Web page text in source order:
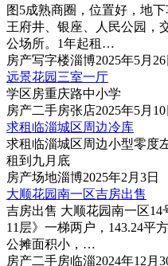
图5成熟商圈，位置好，地
王府井、银座、人民公园，
公场所。1年起租…
房产写字楼淄博2025年5月26
远景花园三室一厅
学区房重庆路中小学
房产二手房张店2025年5月10
求租临淄城区周边冷库
求租临淄城区周边小型零度
租到九月底
房产场地淄博2025年2月3日
大顺花园南一区吉房出售
吉房出售 大顺花园南一区
11层》一梯两户，143.24平
公摊面积小，…
房产二手房临淄2024年12月